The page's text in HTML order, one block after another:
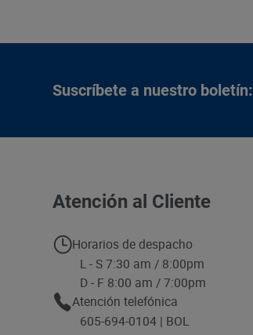
Suscríbete a nuestro boletín:
Atención al Cliente
Horarios de despacho
L - S 7:30 am / 8:00pm
D - F 8:00 am / 7:00pm
Atención telefónica
605-694-0104 | BOL